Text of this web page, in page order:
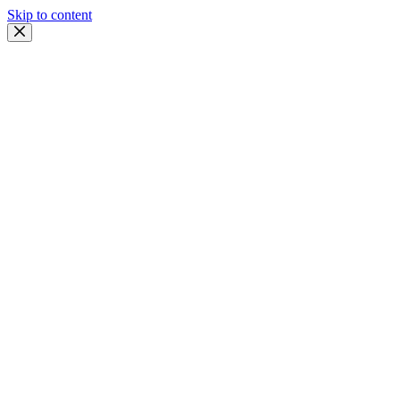
Skip to content